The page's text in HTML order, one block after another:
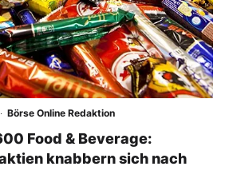
· Börse Online Redaktion
Food & Beverage:
knabbern sich nach